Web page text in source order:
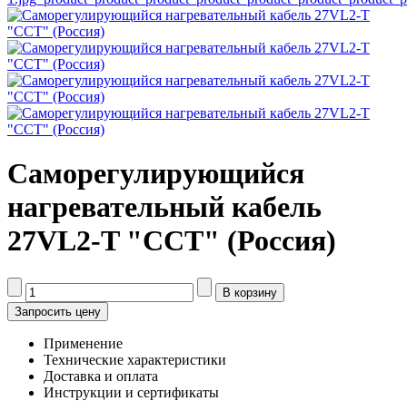
Саморегулирующийся
нагревательный кабель
27VL2-T "ССТ" (Россия)
Запросить цену
Применение
Технические характеристики
Доставка и оплата
Инструкции и сертификаты